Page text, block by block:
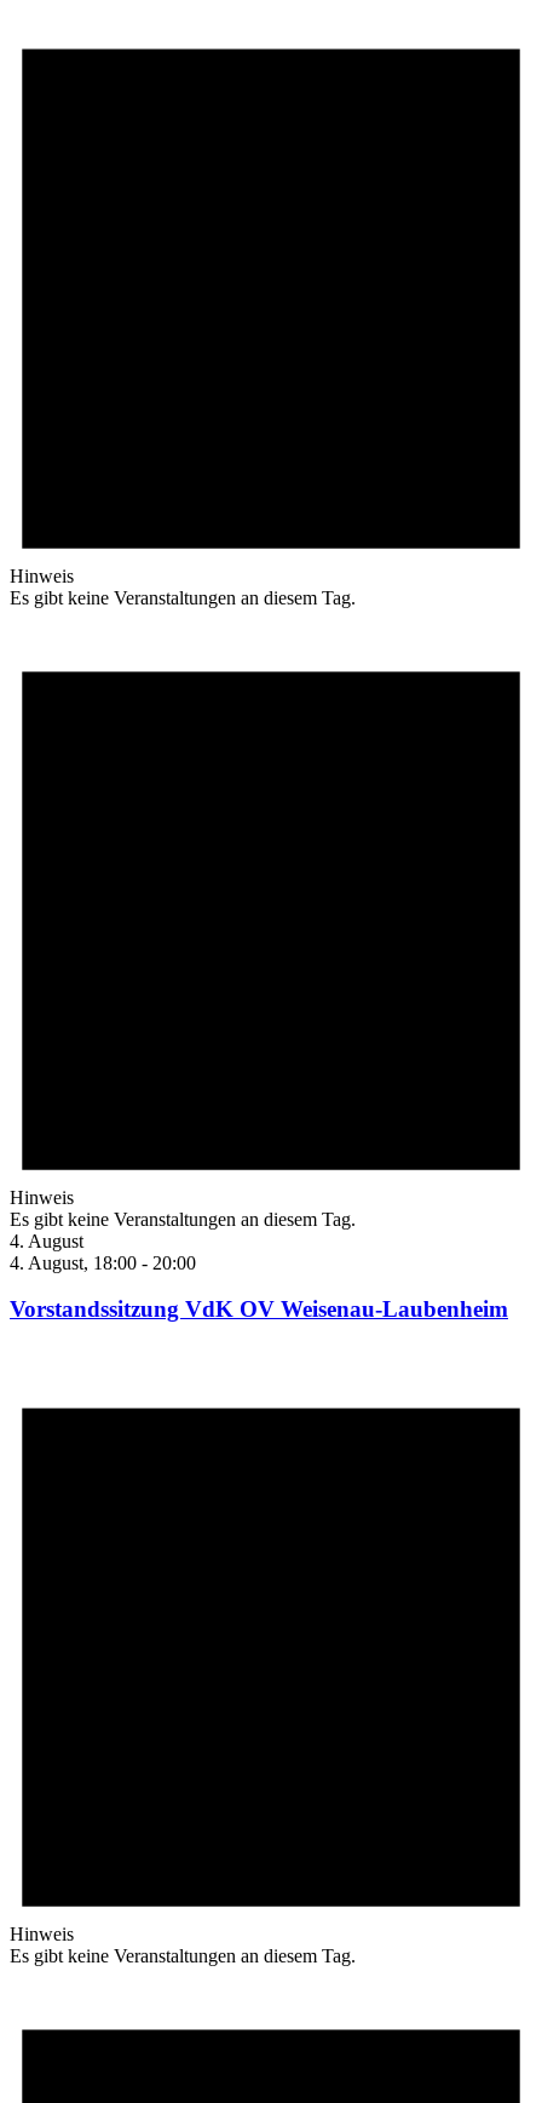
Hinweis
Es gibt keine Veranstaltungen an diesem Tag.
Hinweis
Es gibt keine Veranstaltungen an diesem Tag.
4. August
4. August, 18:00 - 20:00
Vorstandssitzung VdK OV Weisenau-Laubenheim
Hinweis
Es gibt keine Veranstaltungen an diesem Tag.